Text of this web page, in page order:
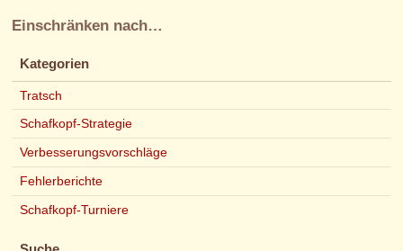
Einschränken nach…
Kategorien
Tratsch
Schafkopf-Strategie
Verbesserungsvorschläge
Fehlerberichte
Schafkopf-Turniere